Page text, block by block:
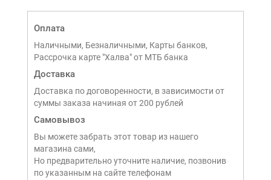
Оплата
Наличными, Безналичными, Карты банков,
Рассрочка карте "Халва" от МТБ банка
Доставка
Доставка по договоренности, в зависимости от
суммы заказа начиная от 200 рублей
Самовывоз
Вы можете забрать этот товар из нашего
магазина сами,
Но предварительно уточните наличие, позвонив
по указанным на сайте телефонам